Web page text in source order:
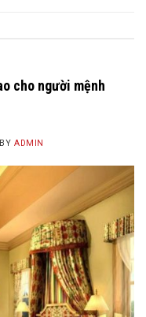
cho người mệnh
BY ADMIN